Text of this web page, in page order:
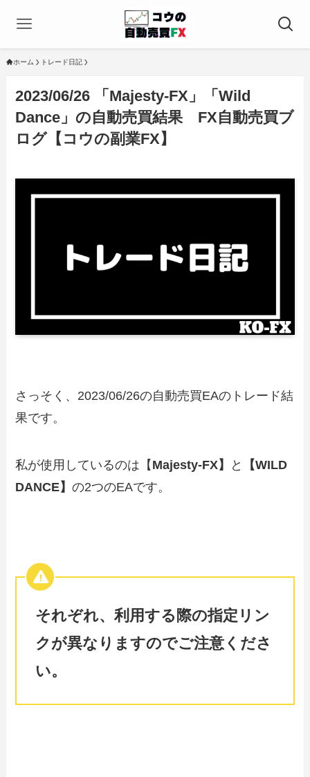
ホーム トレード日記
2023/06/26 「Majesty-FX」「Wild
Dance」の自動売買結果 FX自動売買ブ
ログ【コウの副業FX】
さっそく、2023/06/26の自動売買EAのトレード結
果です。
私が使用しているのは【 Majesty-FX】 と
【WILD
DANCE】の2つのEAです。
それぞれ、利用する際の指定リン
クが異なりますのでご注意くださ
い。